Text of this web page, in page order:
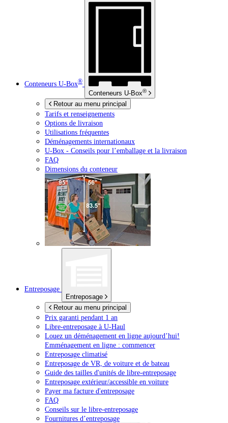
Conteneurs U-Box®
Conteneurs U-Box®
Retour au menu principal
Tarifs et renseignements
Options de livraison
Utilisations fréquentes
Déménagements internationaux
U-Box - Conseils pour l’emballage et la livraison
FAQ
Dimensions du conteneur
Entreposage
Entreposage
Retour au menu principal
Prix garanti pendant 1 an
Libre-entreposage à U-Haul
Louez un déménagement en ligne aujourd’hui!
Emménagement en ligne : commencer
Entreposage climatisé
Entreposage de VR, de voiture et de bateau
Guide des tailles d'unités de libre-entreposage
Entreposage extérieur/accessible en voiture
Payer ma facture d'entreposage
FAQ
Conseils sur le libre-entreposage
Fournitures d’entreposage